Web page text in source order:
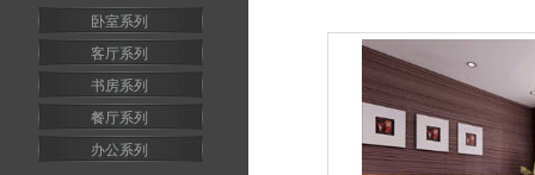
卧室系列
客厅系列
书房系列
餐厅系列
办公系列